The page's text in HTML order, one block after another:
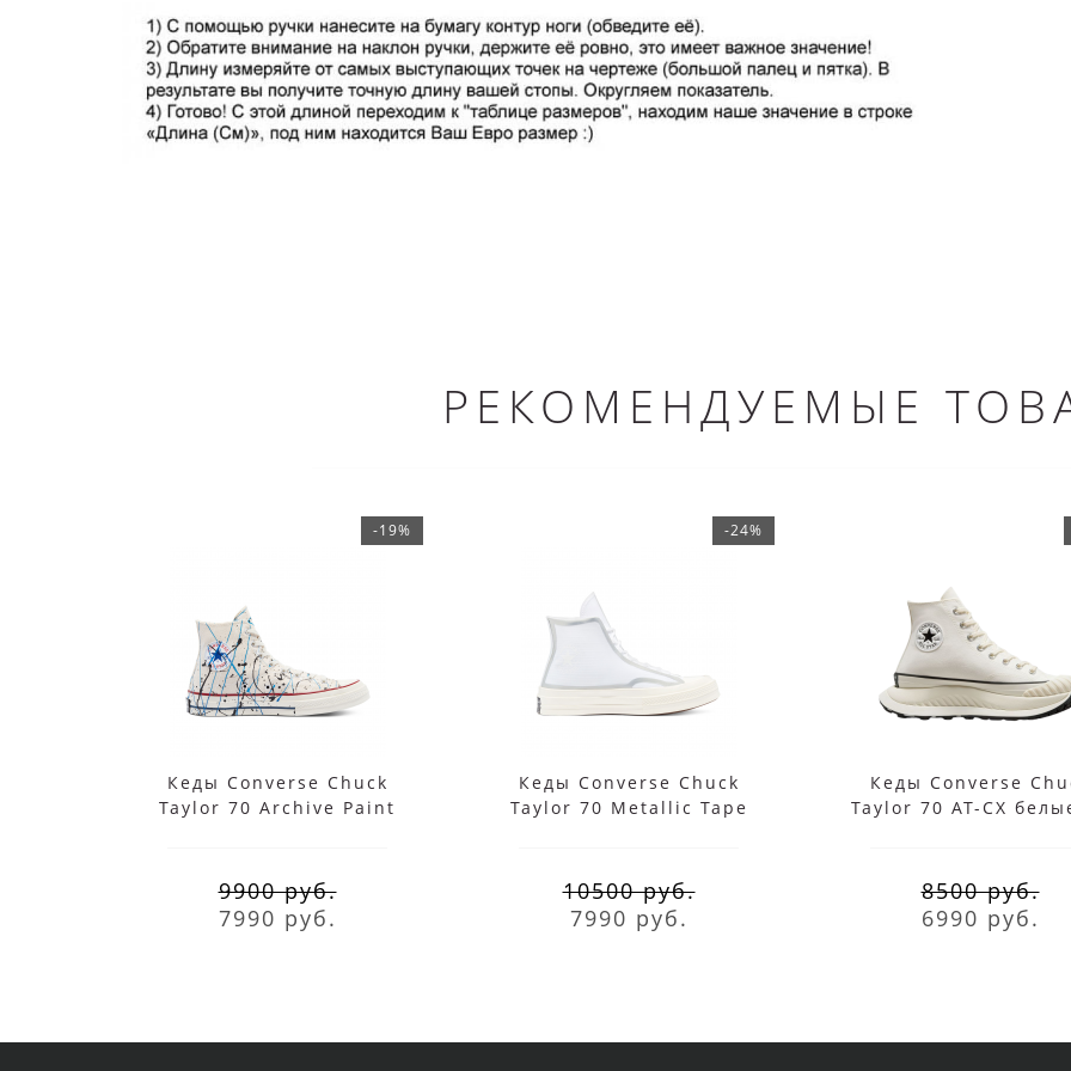
РЕКОМЕНДУЕМЫЕ
-19%
Кеды Converse Chuck
Taylor 70 Archive Paint
9900 руб.
7990 руб.
-24%
Кеды Converse Chuck
Taylor 70 Metallic Tape
10500 руб.
7990 руб.
Кеды Converse
Taylor 70 AT-CX
8500 руб.
6990 руб.